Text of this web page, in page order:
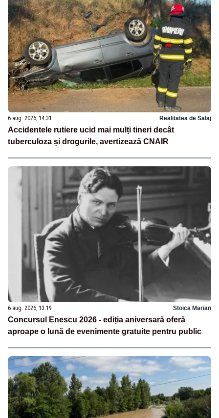
6 aug. 2026, 14:31 Realitatea de Salaj
Accidentele rutiere ucid mai mulți tineri decât
tuberculoza și drogurile, avertizează CNAIR
6 aug. 2026, 13:19 Stoica Marian
Concursul Enescu 2026 - ediția aniversară oferă
aproape o lună de evenimente gratuite pentru public